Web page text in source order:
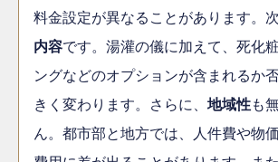
料金設定が異なることがあります。次
内容です。湯灌の儀に加えて、死化
ングなどのオプションが含まれるか
きく変わります。さらに、 地域性も
ん。都市部と地方では、人件費や物価